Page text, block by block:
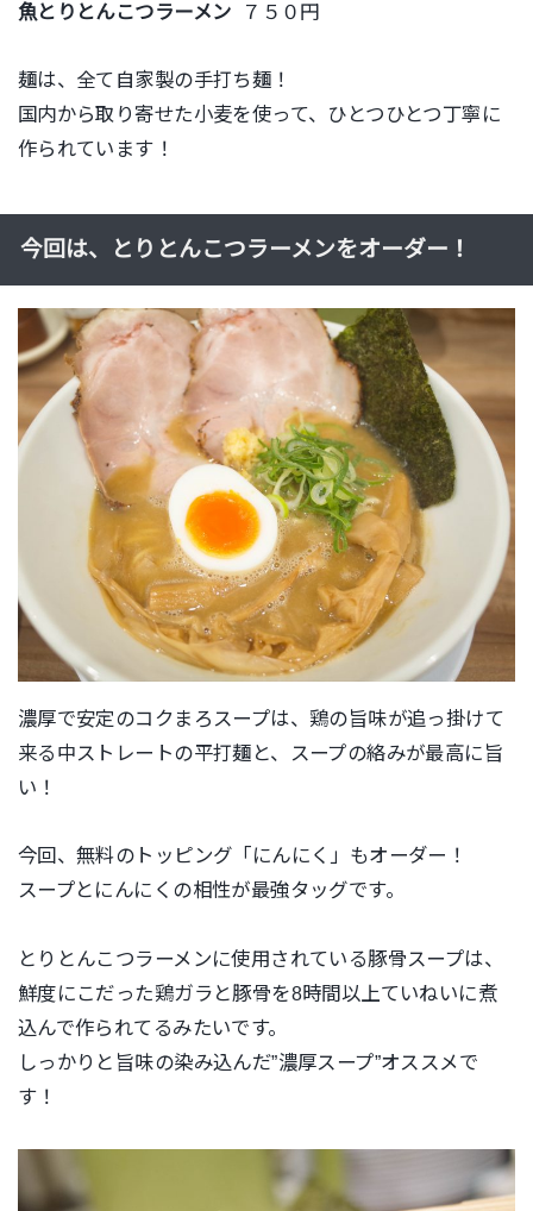
魚とりとんこつラーメン ７５０円
麺は、全て自家製の手打ち麺！
国内から取り寄せた小麦を使って、ひとつひとつ丁寧に
作られています！
今回は、とりとんこつラーメンをオーダー！
濃厚で安定のコクまろスープは、鶏の旨味が追っ掛けて
来る中ストレートの平打麺と、スープの絡みが最高に旨
い！
今回、無料のトッピング「にんにく」もオーダー！
スープとにんにくの相性が最強タッグです。
とりとんこつラーメンに使用されている豚骨スープは、
鮮度にこだった鶏ガラと豚骨を8時間以上ていねいに煮
込んで作られてるみたいです。
しっかりと旨味の染み込んだ”濃厚スープ”オススメで
す！